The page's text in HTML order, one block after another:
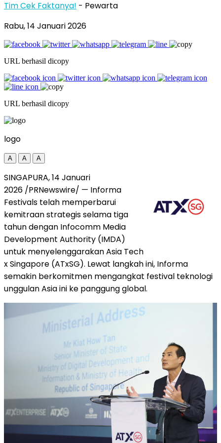
Tim Cek Faktanya! - Pewarta
Rabu, 14 Januari 2026
URL berhasil dicopy
URL berhasil dicopy
logo
A A A
SINGAPURA, 14 Januari
2026 /PRNewswire/ — Informa
Festivals telah memperbarui
kemitraan strategis selama tiga
tahun dengan Infocomm Media
Development Authority (IMDA)
untuk menyelenggarakan Asia Tech
x Singapore (ATxSG). Lewat langkah ini, Informa
semakin berkomitmen mengangkat festival teknologi
unggulan Asia ini ke panggung global.